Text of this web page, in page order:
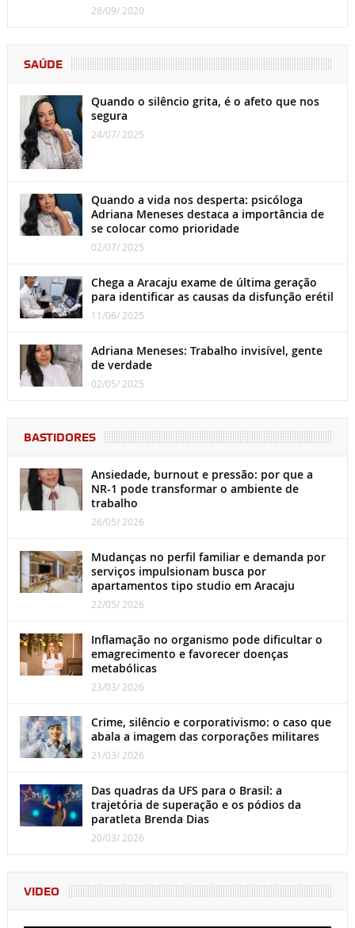
28/09/ 2020
SAÚDE
Quando o silêncio grita, é o afeto que nos
segura
24/07/ 2025
Quando a vida nos desperta: psicóloga
Adriana Meneses destaca a importância de
se colocar como prioridade
02/07/ 2025
Chega a Aracaju exame de última geração
para identificar as causas da disfunção erétil
11/06/ 2025
Adriana Meneses: Trabalho invisível, gente
de verdade
02/05/ 2025
BASTIDORES
Ansiedade, burnout e pressão: por que a
NR-1 pode transformar o ambiente de
trabalho
26/05/ 2026
Mudanças no perfil familiar e demanda por
serviços impulsionam busca por
apartamentos tipo studio em Aracaju
22/05/ 2026
Inflamação no organismo pode dificultar o
emagrecimento e favorecer doenças
metabólicas
23/03/ 2026
Crime, silêncio e corporativismo: o caso que
abala a imagem das corporações militares
21/03/ 2026
Das quadras da UFS para o Brasil: a
trajetória de superação e os pódios da
paratleta Brenda Dias
20/03/ 2026
VIDEO